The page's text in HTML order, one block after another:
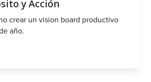
y Acción
crear un vision board productivo
año.